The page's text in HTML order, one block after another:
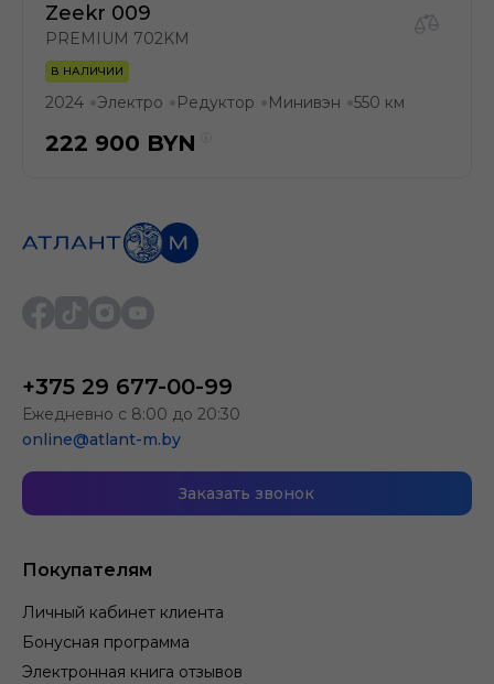
Zeekr 009
PREMIUM 702KM
В НАЛИЧИИ
2024 ●Электро ● Редуктор ● Минивэн ●550 км
222 900 BYN
Покупателям
Личный кабинет клиента
Бонусная программа
Электронная книга отзывов
+375 29 677-00-99
Ежедневно с 8:00 до 20:30
online@atlant-m.by
Заказать звонок